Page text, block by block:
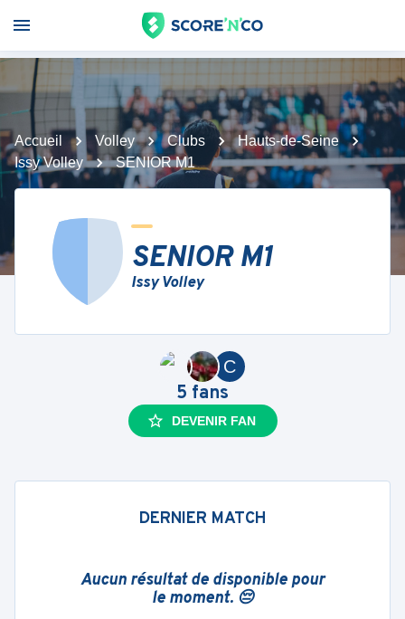
Accueil Volley Clubs
Hauts-de-Seine
Issy Volley
SENIOR M1
SENIOR M1
Issy Volley
C
5 fans
DEVENIR FAN
DERNIER MATCH
Aucun résultat de disponible pour
le moment. 😔